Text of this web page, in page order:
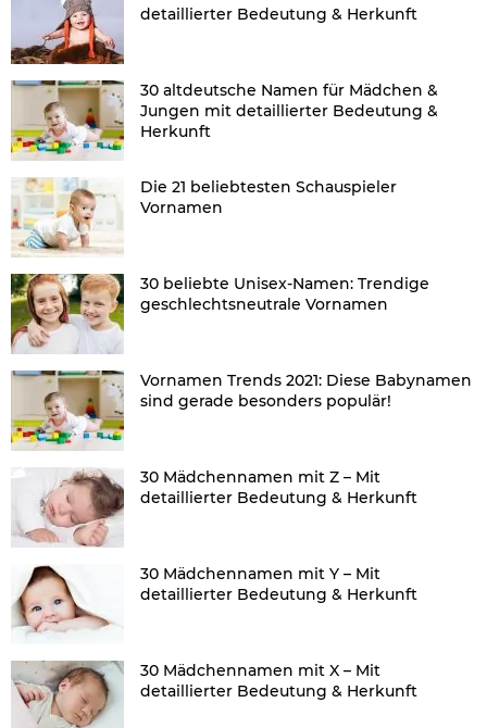
detaillierter Bedeutung & Herkunft
30 altdeutsche Namen für Mädchen &
Jungen mit detaillierter Bedeutung &
Herkunft
Die 21 beliebtesten Schauspieler
Vornamen
30 beliebte Unisex-Namen: Trendige
geschlechtsneutrale Vornamen
Vornamen Trends 2021: Diese Babynamen
sind gerade besonders populär!
30 Mädchennamen mit Z – Mit
detaillierter Bedeutung & Herkunft
30 Mädchennamen mit Y – Mit
detaillierter Bedeutung & Herkunft
30 Mädchennamen mit X – Mit
detaillierter Bedeutung & Herkunft